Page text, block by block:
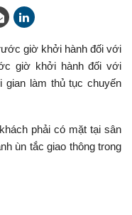
giờ khởi hành đối với
giờ khởi hành đối với
gian làm thủ tục chuyến
phải có mặt tại sân
ùn tắc giao thông trong